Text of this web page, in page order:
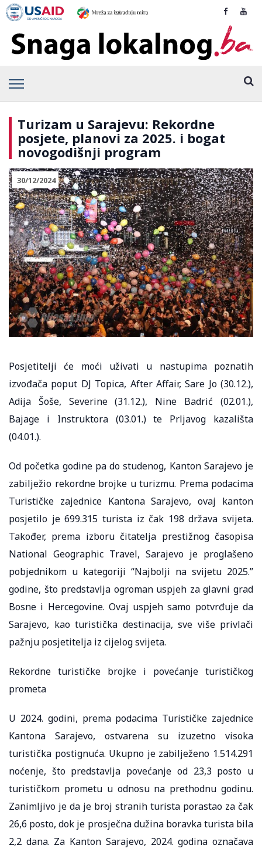
Turizam u Sarajevu: Rekordne
posjete, planovi za 2025. i bogat
novogodišnji program
30/12/2024
Posjetitelji će moći uživati u nastupima poznatih
izvođača poput DJ Topica, After Affair, Sare Jo (30.12.),
Adija Šoše, Severine (31.12.), Nine Badrić (02.01.),
Bajage i Instruktora (03.01.) te Prljavog kazališta
(04.01.).
Od početka godine pa do studenog, Kanton Sarajevo je
zabilježio rekordne brojke u turizmu. Prema podacima
Turističke zajednice Kantona Sarajevo, ovaj kanton
posjetilo je 699.315 turista iz čak 198 država svijeta.
Također, prema izboru čitatelja prestižnog časopisa
National Geographic Travel, Sarajevo je proglašeno
pobjednikom u kategoriji “Najbolji na svijetu 2025.”
godine, što predstavlja ogroman uspjeh za glavni grad
Bosne i Hercegovine. Ovaj uspjeh samo potvrđuje da
Sarajevo, kao turistička destinacija, sve više privlači
pažnju posjetitelja iz cijelog svijeta.
Rekordne turističke brojke i povećanje turističkog
prometa
U 2024. godini, prema podacima Turističke zajednice
Kantona Sarajevo, ostvarena su izuzetno visoka
turistička postignuća. Ukupno je zabilježeno 1.514.291
noćenje, što predstavlja povećanje od 23,3 posto u
turističkom prometu u odnosu na prethodnu godinu.
Zanimljivo je da je broj stranih turista porastao za čak
26,6 posto, dok je prosječna dužina boravka turista bila
2,2 dana. Za Kanton Sarajevo, 2024. godina označava